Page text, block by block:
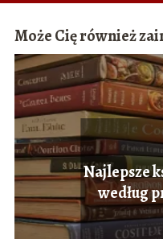
Może Cię również
Najlepsze
według